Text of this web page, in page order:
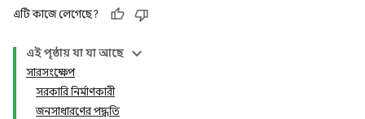
এটি কাজে লেগেছে?
এই পৃষ্ঠায় যা যা আছে
সারসংক্ষেপ
সরকারি নির্মাণকারী
জনসাধারণের পদ্ধতি